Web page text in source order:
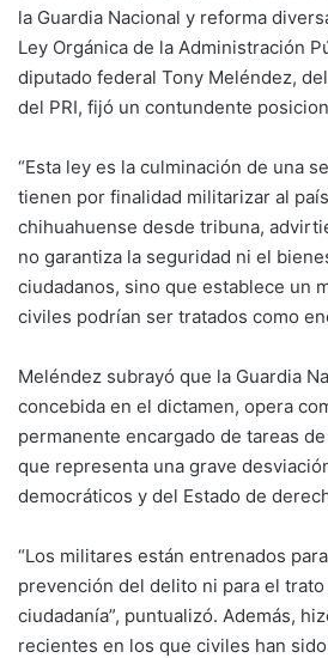
la Guardia Nacional y reforma
Ley Orgánica de la Administración
diputado federal Tony Meléndez,
del PRI, fijó un contundente
“Esta ley es la culminación de una
tienen por finalidad militarizar al
chihuahuense desde tribuna,
no garantiza la seguridad ni el
ciudadanos, sino que establece un
civiles podrían ser tratados como
Meléndez subrayó que la Guardia
concebida en el dictamen, opera
permanente encargado de tareas
que representa una grave
democráticos y del Estado de
“Los militares están entrenados
prevención del delito ni para el
ciudadanía”, puntualizó. Además,
recientes en los que civiles han